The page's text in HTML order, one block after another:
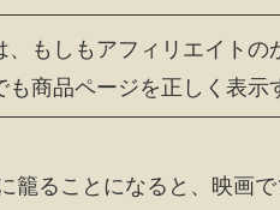
、もしもアフィリエイト
も商品ページを正しく表示
籠ることになると、映画で